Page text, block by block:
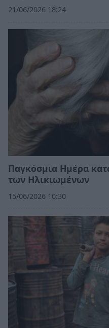
21/06/2026 18:24
Παγκόσμια Ημέρα
των Ηλικιωμένων
15/06/2026 10:30